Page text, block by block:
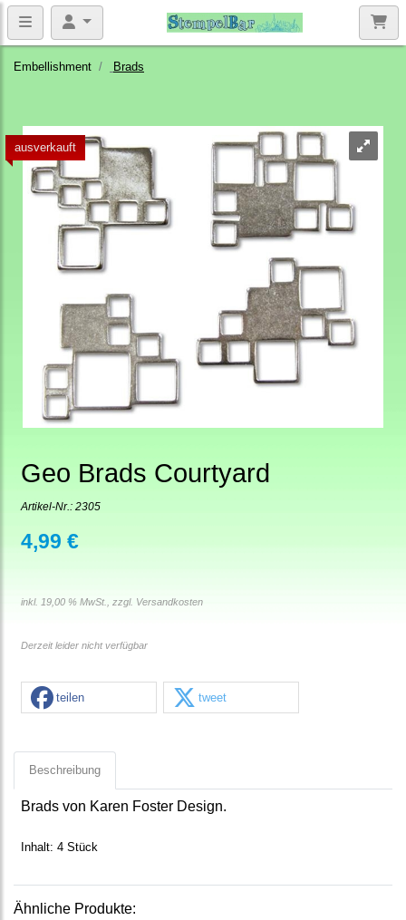
Embellishment Brads
ausverkauft
Geo Brads Courtyard
Artikel-Nr.: 2305
4,99 €
inkl. 19,00 % MwSt., zzgl. Versandkosten
Derzeit leider nicht verfügbar
teilen tweet
Beschreibung
Brads von Karen Foster Design.
Inhalt: 4 Stück
Ähnliche Produkte: